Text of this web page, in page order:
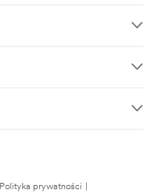
Polityka prywatności